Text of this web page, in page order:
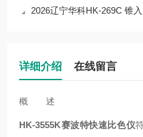
2026辽宁华科HK-269C 锥入度恒温
详细介绍 在线留言
概 述
HK-3555K赛波特快速比色仪